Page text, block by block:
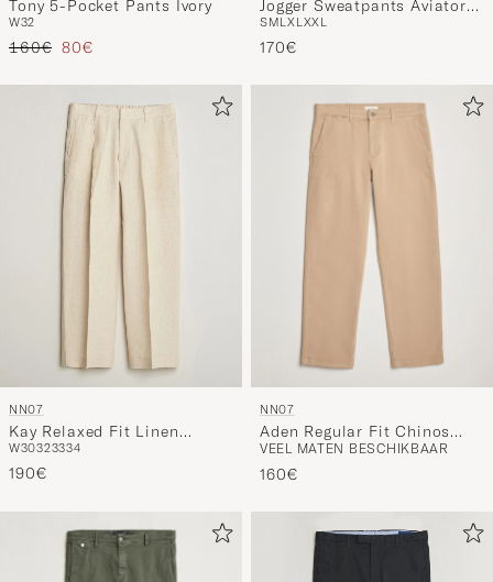
Tony 5-Pocket Pants Ivory
W32
Reguliere prijs
160€ Verlaagd prijs
80€
Jogger Sweatpants Aviator
Navy
SMLXLXXL
170€
NN07
Kay Relaxed Fit Linen
Trousers Oat
W30323334
190€
NN07
Aden Regular Fit Chinos
Khaki Beige
VEEL MATEN BESCHIKBAAR
160€